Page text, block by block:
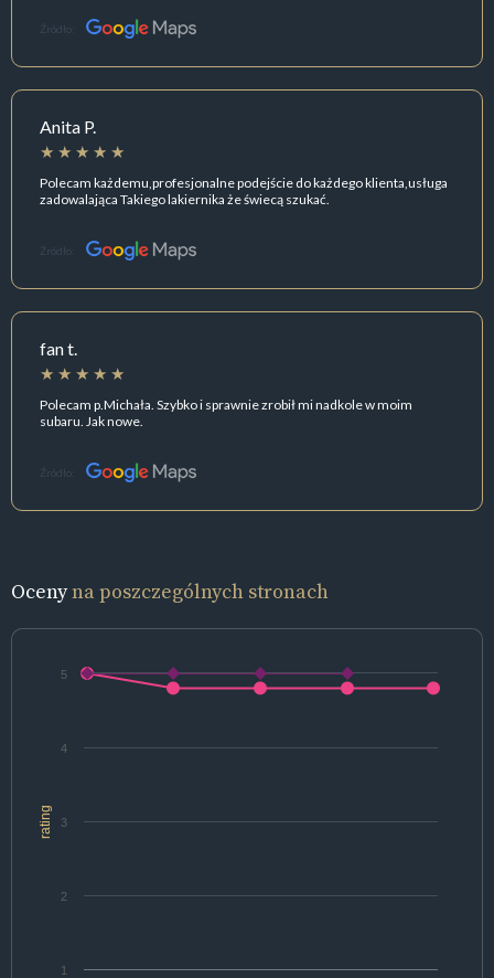
Źródło:
Anita P.
Polecam każdemu,profesjonalne podejście do każdego klienta,usługa
zadowalająca Takiego lakiernika że świecą szukać.
Źródło:
fan t.
Polecam p.Michała. Szybko i sprawnie zrobił mi nadkole w moim
subaru. Jak nowe.
Źródło:
Ocenyna poszczególnych stronach
rating
1
2
3
4
5